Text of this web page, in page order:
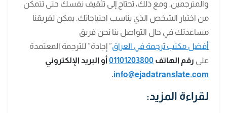
والمترجمين. ومع ذلك، تحتاج إلى تثقيف نفسك حتى تتمكن
من اختيار الشخص الذي يناسب احتياجاتك. يمكن لفريقنا
مساعدتك في حال التواصل بنا نحن فريق
أفضل مكتب ترجمة في العراق” إجادة” للترجمة المعتمدة
على رقم الهاتف 01101203800 أو البريد الإلكتروني
info@ejadatranslate.com
.
لقراءة المزيد: